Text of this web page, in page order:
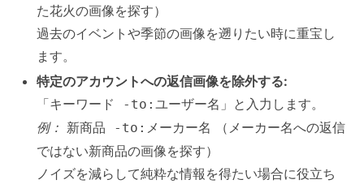
た花火の画像を探す）
過去のイベントや季節の画像を遡りたい時に重宝し
ます。
特定のアカウントへの返信画像を除外する:
「キーワード -to:ユーザー名 」と入力します。
例： 新商品 -to:メーカー名
（メーカー名への返信
ではない新商品の画像を探す）
ノイズを減らして純粋な情報を得たい場合に役立ち